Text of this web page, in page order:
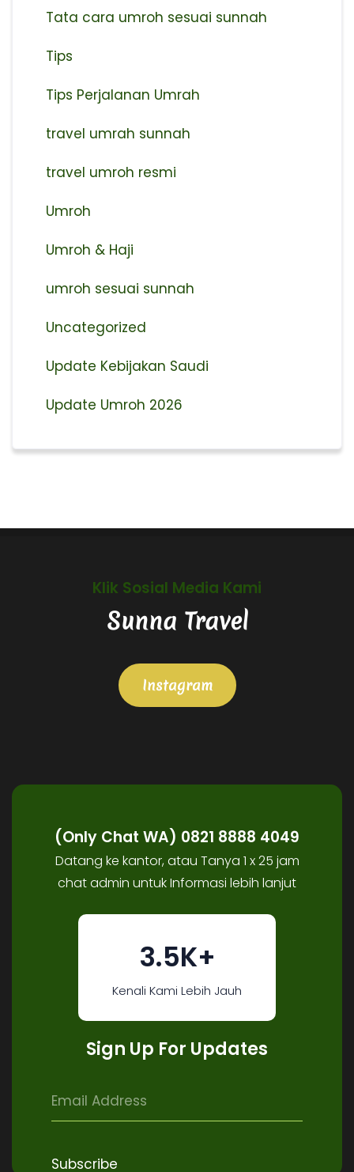
Tata cara umroh sesuai sunnah
Tips
Tips Perjalanan Umrah
travel umrah sunnah
travel umroh resmi
Umroh
Umroh & Haji
umroh sesuai sunnah
Uncategorized
Update Kebijakan Saudi
Update Umroh 2026
Klik Sosial Media Kami
Sunna Travel
Instagram
(Only Chat WA) 0821 8888 4049
Datang ke kantor, atau Tanya 1 x 25 jam
chat admin untuk Informasi lebih lanjut
3.5K+
Kenali Kami Lebih Jauh
Sign Up For Updates